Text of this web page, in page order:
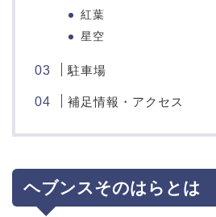
紅葉
星空
駐車場
補足情報・アクセス
ヘブンスそのはらとは